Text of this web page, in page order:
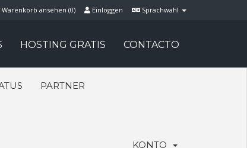
Sprachwahl
Einloggen
Warenkorb ansehen (0)
HOSTING GRATIS CONTACTO
PARTNER
KONTO